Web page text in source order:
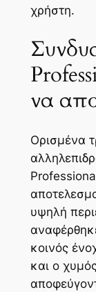
χρήστη.
να
Ορισμένα
υψηλή
κοινός
και ο